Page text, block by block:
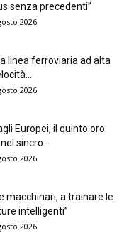
senza precedenti”
2026
linea ferroviaria ad alta
2026
Europei, il quinto oro
sincro...
2026
macchinari, a trainare le
intelligenti”
2026